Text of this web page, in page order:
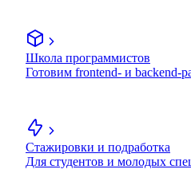
Школа программистов
Готовим frontend- и backend-
Стажировки и подработка
Для студентов и молодых